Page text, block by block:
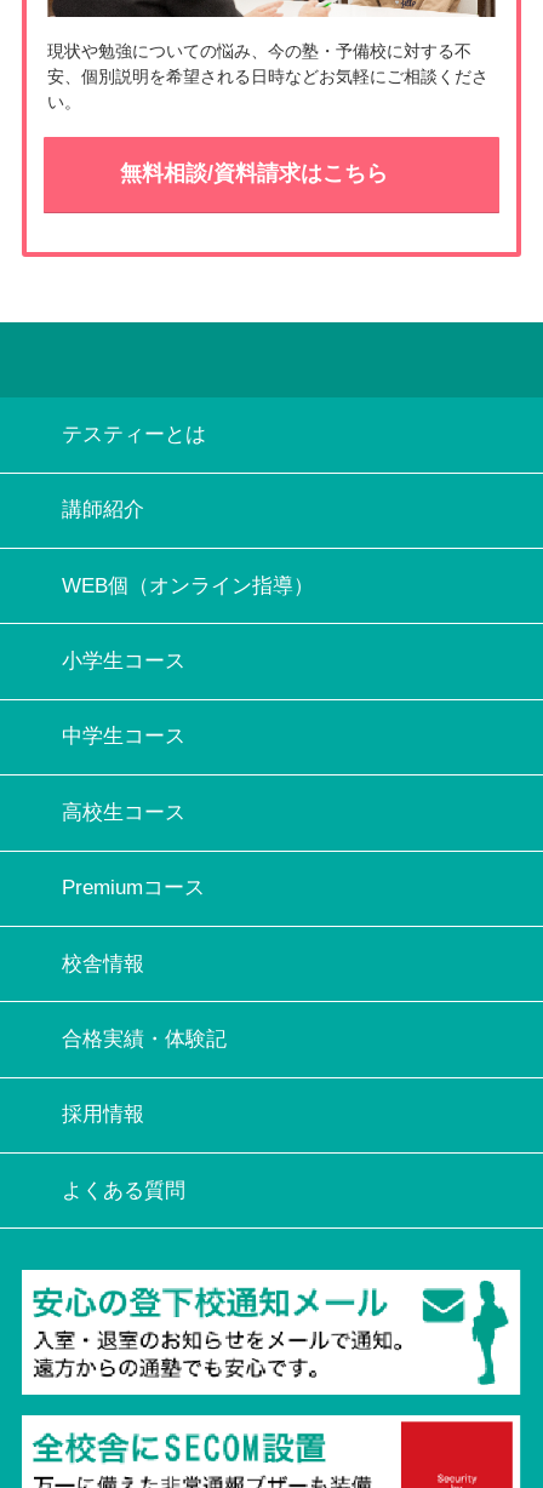
現状や勉強についての悩み、今の塾・予備校に対する不
安、個別説明を希望される日時などお気軽にご相談くださ
い。
無料相談/資料請求はこちら
テスティーとは
講師紹介
WEB個（オンライン指導）
小学生コース
中学生コース
高校生コース
Premiumコース
校舎情報
合格実績・体験記
採用情報
よくある質問